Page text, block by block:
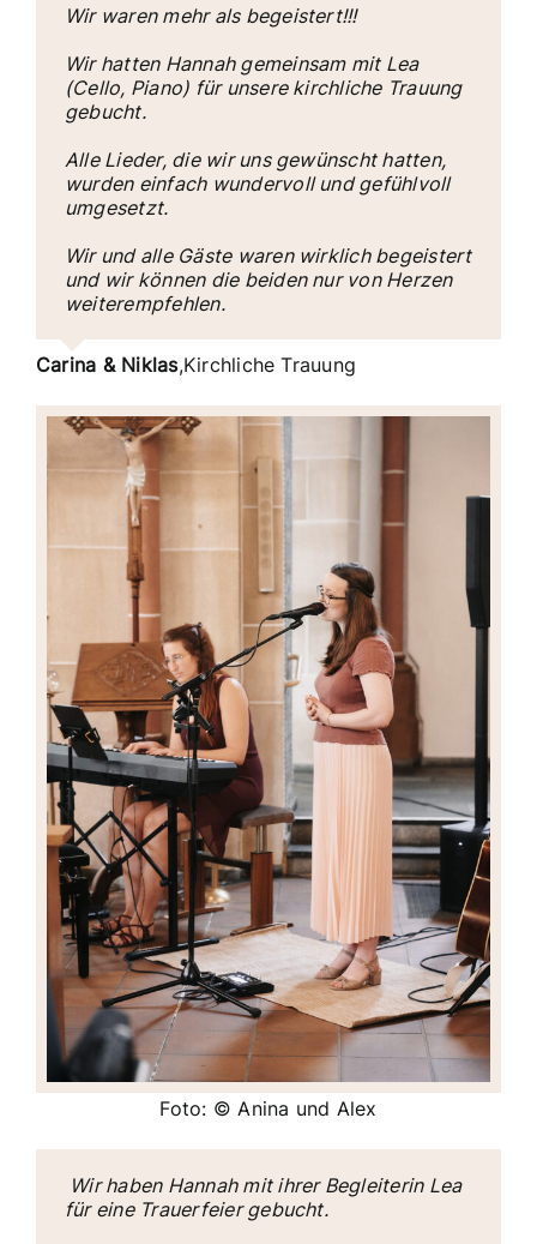
Wir waren mehr als begeistert!!!
Wir hatten Hannah gemeinsam mit Lea
(Cello, Piano) für unsere kirchliche Trauung
gebucht.
Alle Lieder, die wir uns gewünscht hatten,
wurden einfach wundervoll und gefühlvoll
umgesetzt.
Wir und alle Gäste waren wirklich begeistert
und wir können die beiden nur von Herzen
weiterempfehlen.
Carina & Niklas,Kirchliche Trauung
Foto: © Anina und Alex
Wir haben Hannah mit ihrer Begleiterin Lea
für eine Trauerfeier gebucht.